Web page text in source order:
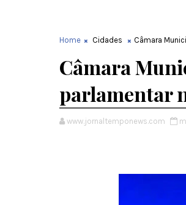
Home Cidades Câmara
Câmara
parlamentar
www.jornaltemponews.com